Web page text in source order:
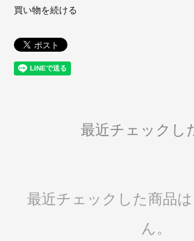
買い物を続ける
最近チェックし
最近チェックした商品
ん。